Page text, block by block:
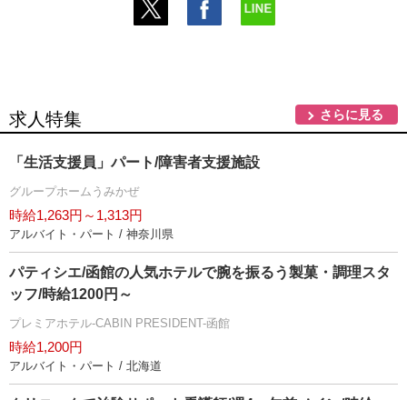
求人特集 さらに見る
「生活支援員」パート/障害者支援施設
グループホームうみかぜ
時給1,263円～1,313円
アルバイト・パート / 神奈川県
パティシエ/函館の人気ホテルで腕を振るう製菓・調理スタ
ッフ/時給1200円～
プレミアホテル-CABIN PRESIDENT-函館
時給1,200円
アルバイト・パート / 北海道